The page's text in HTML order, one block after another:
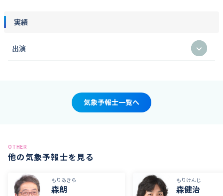
実績
出演
気象予報士一覧へ
OTHER
他の気象予報士を見る
もりあきら
森朗
もりけんじ
森健治